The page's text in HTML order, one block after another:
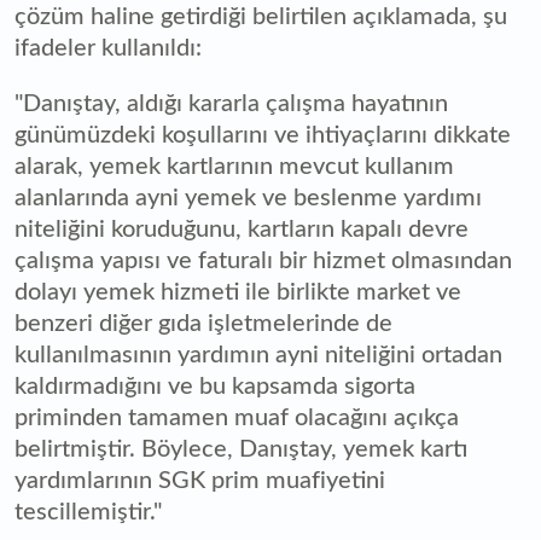
çözüm haline getirdiği belirtilen açıklamada, şu
ifadeler kullanıldı:
"Danıştay, aldığı kararla çalışma hayatının
günümüzdeki koşullarını ve ihtiyaçlarını dikkate
alarak, yemek kartlarının mevcut kullanım
alanlarında ayni yemek ve beslenme yardımı
niteliğini koruduğunu, kartların kapalı devre
çalışma yapısı ve faturalı bir hizmet olmasından
dolayı yemek hizmeti ile birlikte market ve
benzeri diğer gıda işletmelerinde de
kullanılmasının yardımın ayni niteliğini ortadan
kaldırmadığını ve bu kapsamda sigorta
priminden tamamen muaf olacağını açıkça
belirtmiştir. Böylece, Danıştay, yemek kartı
yardımlarının SGK prim muafiyetini
tescillemiştir."